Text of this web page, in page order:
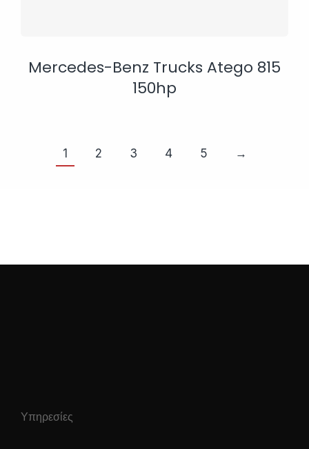
Mercedes-Benz Trucks Atego 815
150hp
1 2 3 4 5 →
Υπηρεσίες